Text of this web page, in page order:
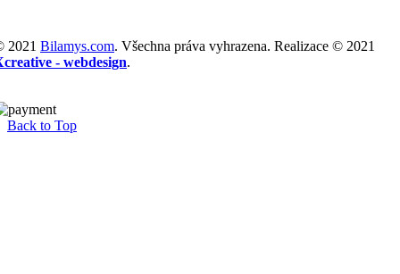
2021 Bilamys.com. Všechna práva vyhrazena. Realizace © 2021
- webdesign.
Back to Top